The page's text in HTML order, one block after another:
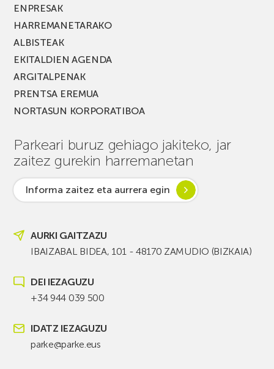
ENPRESAK
HARREMANETARAKO
ALBISTEAK
EKITALDIEN AGENDA
ARGITALPENAK
PRENTSA EREMUA
NORTASUN KORPORATIBOA
Parkeari buruz gehiago jakiteko, jar
zaitez gurekin harremanetan
Informa zaitez eta aurrera egin
AURKI GAITZAZU
IBAIZABAL BIDEA, 101 - 48170 ZAMUDIO (BIZKAIA)
DEI IEZAGUZU
+34 944 039 500
IDATZ IEZAGUZU
parke@parke.eus